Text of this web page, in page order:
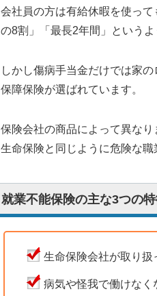
会社員の方は有給休暇を使っ
の8割」「最長2年間」という
しかし傷病手当金だけでは家
保障保険が選ばれています。
保険会社の商品によって異なり
生命保険と同じように危険な職
就業不能保険の主な3つの
生命保険会社が取り扱
病気や怪我で働けなく